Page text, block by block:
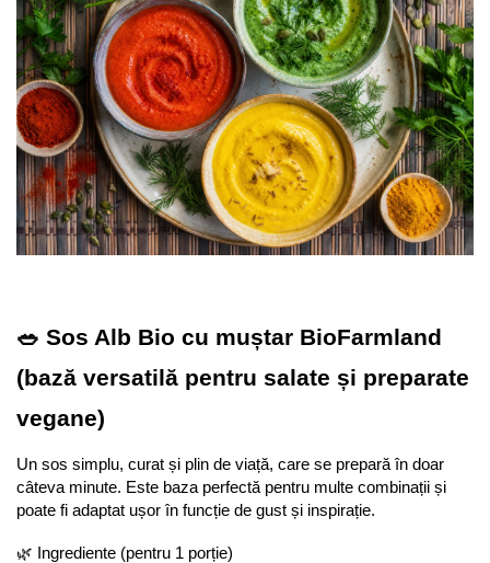
🥗 Sos Alb Bio cu muștar BioFarmland
(bază versatilă pentru salate și preparate
vegane)
Un sos simplu, curat și plin de viață, care se prepară în doar
câteva minute. Este baza perfectă pentru multe combinații și
poate fi adaptat ușor în funcție de gust și inspirație.
🌿 Ingrediente (pentru 1 porție)